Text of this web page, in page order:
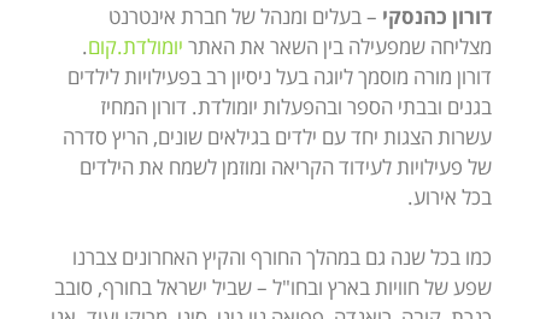
דורון כהנסקי – בעלים ומנהל של חברת אינטרנט
מצליחה שמפעילה בין השאר את האתר יומולדת.קום.
דורון מורה מוסמך ליוגה בעל ניסיון רב בפעילויות לילדים
בגנים ובבתי הספר ובהפעלות יומולדת. דורון המחיז
עשרות הצגות יחד עם ילדים בגילאים שונים, הריץ סדרה
של פעילויות לעידוד הקריאה ומוזמן לשמח את הילדים
בכל אירוע.
כמו בכל שנה גם במהלך החורף והקיץ האחרונים צברנו
שפע של חוויות בארץ ובחו"ל – שביל ישראל בחורף, סובב